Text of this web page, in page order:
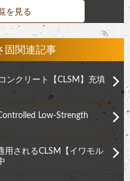
を見る
固関連記事
ンクリート【CLSM】充填
Low-Strength
されるCLSM【イワモル